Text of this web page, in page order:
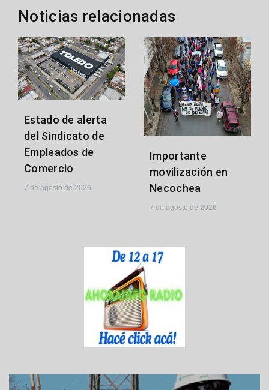
Noticias relacionadas
Estado de alerta
del Sindicato de
Empleados de
Comercio
7 de agosto de 2026
Importante
movilización en
Necochea
7 de agosto de 2026